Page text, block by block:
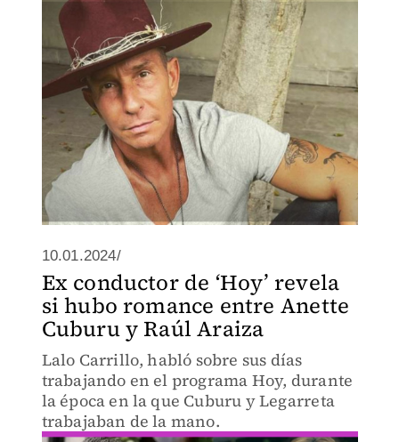
10.01.2024/
Ex conductor de ‘Hoy’ revela
si hubo romance entre Anette
Cuburu y Raúl Araiza
Lalo Carrillo, habló sobre sus días
trabajando en el programa Hoy, durante
la época en la que Cuburu y Legarreta
trabajaban de la mano.